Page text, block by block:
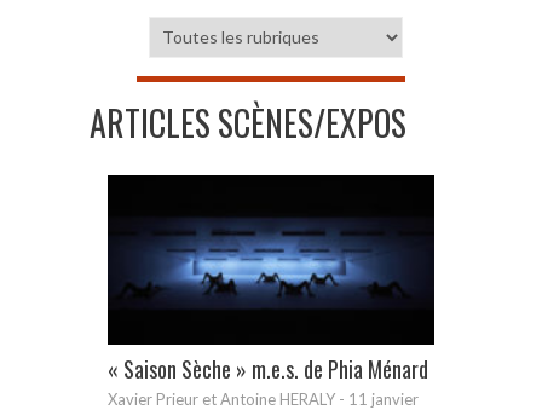
ARTICLES SCÈNES/EXPOS
« Saison Sèche » m.e.s. de Phia Ménard
Xavier Prieur et Antoine HERALY - 11 janvier